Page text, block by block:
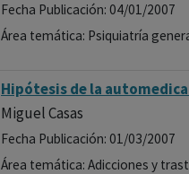
Fecha Publicación: 04/01/2007
Área temática: Psiquiatría
Hipótesis de la
Miguel Casas
Fecha Publicación: 01/03/2007
Área temática: Adicciones y